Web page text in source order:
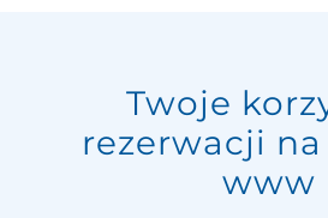
Twoje
rezerwacji
www